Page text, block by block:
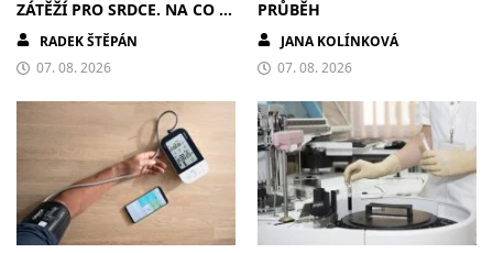
ZÁTĚŽÍ PRO SRDCE. NA CO SI
DÁT POZOR?
RADEK ŠTĚPÁN
07. 08. 2026
PRŮBĚH
JANA KOLÍNKOVÁ
07. 08. 2026